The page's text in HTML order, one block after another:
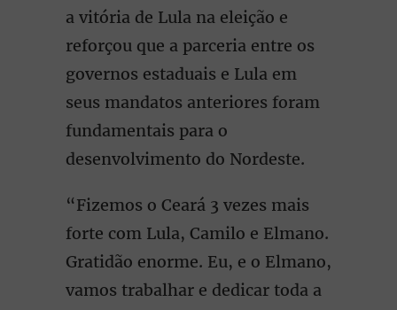
a vitória de Lula na eleição e
reforçou que a parceria entre os
governos estaduais e Lula em
seus mandatos anteriores foram
fundamentais para o
desenvolvimento do Nordeste.
“Fizemos o Ceará 3 vezes mais
forte com Lula, Camilo e Elmano.
Gratidão enorme. Eu, e o Elmano,
vamos trabalhar e dedicar toda a